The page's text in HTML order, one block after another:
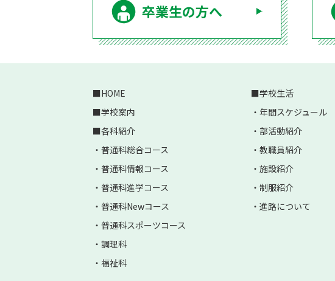
卒業生の方へ
HOME
学校案内
各科紹介
普通科総合コース
普通科情報コース
普通科進学コース
普通科Newコース
普通科スポーツコース
調理科
福祉科
学校生活
年間スケジュール
部活動紹介
教職員紹介
施設紹介
制服紹介
進路について